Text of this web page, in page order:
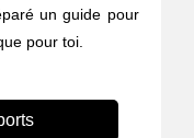
un guide pour
pour toi.